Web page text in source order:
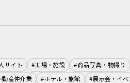
サイト #工場・施設 #商品写真・物撮り
動産仲介業 #ホテル・旅館 #展示会・イベ